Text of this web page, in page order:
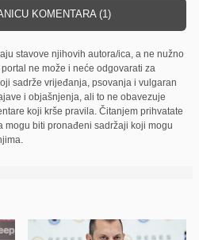
KOMENTARA (1)
stavove njihovih autora/ica, a ne nužno
ne može i neće odgovarati za
sadrže vrijeđanja, psovanja i vulgaran
i objašnjenja, ali to ne obavezuje
koji krše pravila. Čitanjem prihvatate
mogu biti pronađeni sadržaji koji mogu